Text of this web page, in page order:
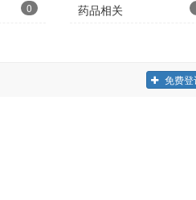
0 药品相关
免费登